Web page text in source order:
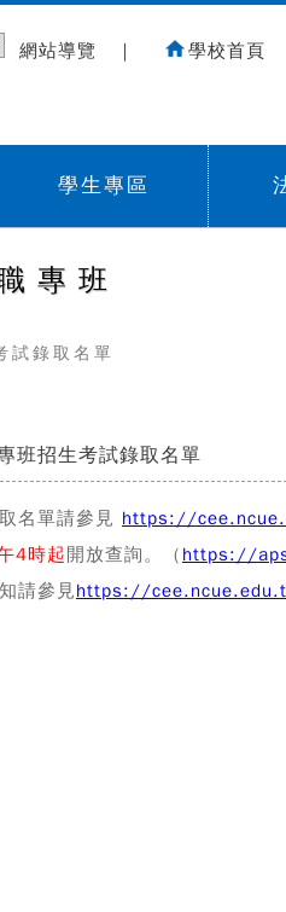
網站導覽 ｜ 學校首頁
學生專區
專班
試錄取名單
班招生考試錄取名單
名單請參見 https://
4時起開放查詢。（ https://
請參見https://